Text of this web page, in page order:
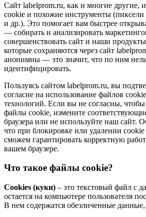
Сайт labelprom.ru, как и многие другие,
cookie и похожие инструменты
и др.). Это помогает вам быстрее
— собирать и анализировать
совершенствовать сайт и наши
которые сохраняются через сайт
анонимны — это значит, что по ним
идентифицировать.
Пользуясь сайтом labelprom.ru, вы
согласие на использование файлов
технологий. Если вы не согласны,
файлы cookie, измените
браузера или не используйте наш сайт.
что при блокировке или удалении
сможем гарантировать корректную
вашем браузере.
Что такое файлы cookie?
Cookies (куки) – это текстовый файл с
остается на компьютере пользователя
В нем содержатся обезличенные